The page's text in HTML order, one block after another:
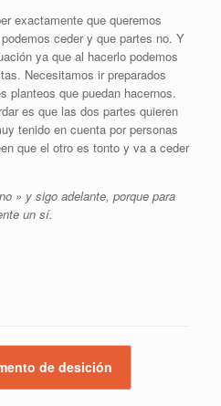
exactamente que queremos
ceder y que partes no. Y
ya que al hacerlo podemos
Necesitamos ir preparados
planteos que puedan hacernos.
es que las dos partes quieren
tenido en cuenta por personas
que el otro es tonto y va a ceder
» y sigo adelante, porque para
un sí.
de desición